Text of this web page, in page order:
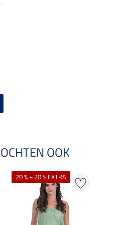
OOK
20 % + 20 % EXTRA